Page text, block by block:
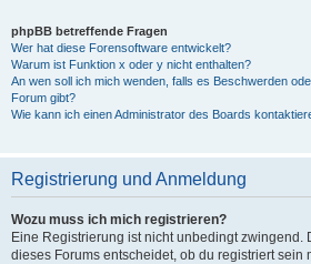
phpBB betreffende Fragen
Wer hat diese Forensoftware entwickelt?
Warum ist Funktion x oder y nicht enthalten?
An wen soll ich mich wenden, falls es Beschwerden
Forum gibt?
Wie kann ich einen Administrator des Boards
Registrierung und Anmeldung
Wozu muss ich mich registrieren?
Eine Registrierung ist nicht unbedingt zwingend.
dieses Forums entscheidet, ob du registriert sein